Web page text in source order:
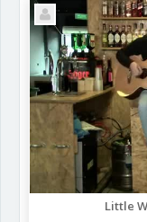
Little